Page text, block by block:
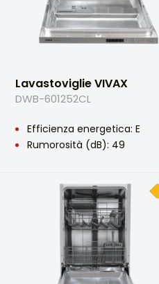
Lavastoviglie VIVAX
DWB-601252CL
Efficienza energetica: E
Rumorosità (dB): 49